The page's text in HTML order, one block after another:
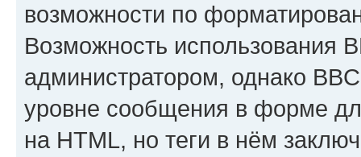
возможности по
Возможность использования
администратором, однако
уровне сообщения в форме
на HTML, но теги в нём